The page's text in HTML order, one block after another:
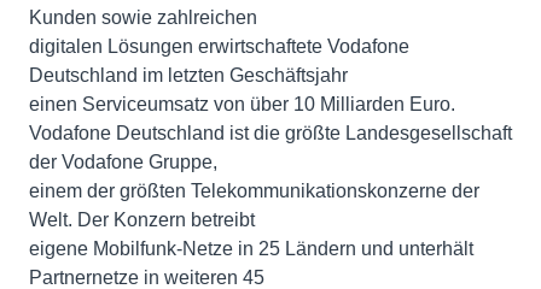
Kunden sowie zahlreichen
digitalen Lösungen erwirtschaftete Vodafone
Deutschland im letzten Geschäftsjahr
einen Serviceumsatz von über 10 Milliarden Euro.
Vodafone Deutschland ist die größte Landesgesellschaft
der Vodafone Gruppe,
einem der größten Telekommunikationskonzerne der
Welt. Der Konzern betreibt
eigene Mobilfunk-Netze in 25 Ländern und unterhält
Partnernetze in weiteren 45